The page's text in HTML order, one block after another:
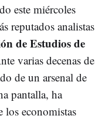
este miércoles
reputados analistas
de Estudios de
varias decenas de
de un arsenal de
pantalla, ha
los economistas